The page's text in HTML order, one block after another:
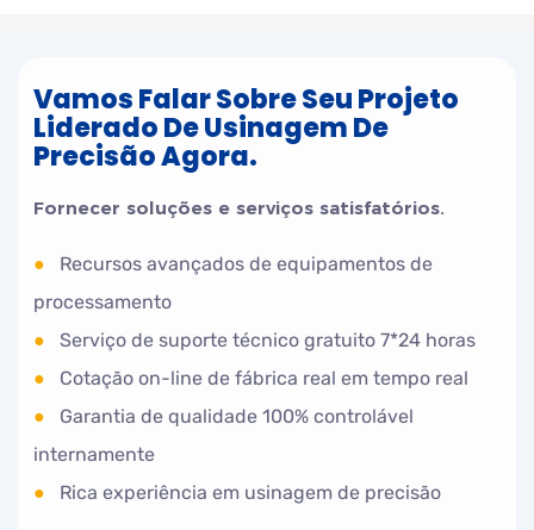
Vamos Falar Sobre Seu Projeto
Liderado De Usinagem De
Precisão Agora.
Fornecer soluções e serviços satisfatórios.
●
Recursos avançados de equipamentos de
processamento
●
Serviço de suporte técnico gratuito 7*24 horas
●
Cotação on-line de fábrica real em tempo real
●
Garantia de qualidade 100% controlável
internamente
●
Rica experiência em usinagem de precisão